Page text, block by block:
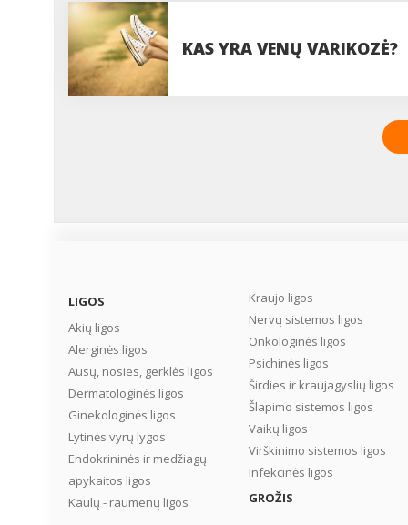
KAS YRA VENŲ VARIKOZĖ?
LIGOS
Akių ligos
Alerginės ligos
Ausų, nosies, gerklės ligos
Dermatologinės ligos
Ginekologinės ligos
Lytinės vyrų lygos
Endokrininės ir medžiagų
apykaitos ligos
Kaulų - raumenų ligos
Kraujo ligos
Nervų sistemos ligos
Onkologinės ligos
Psichinės ligos
Širdies ir kraujagyslių ligos
Šlapimo sistemos ligos
Vaikų ligos
Virškinimo sistemos ligos
Infekcinės ligos
GROŽIS